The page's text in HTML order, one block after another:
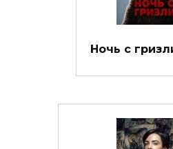
Ночь с